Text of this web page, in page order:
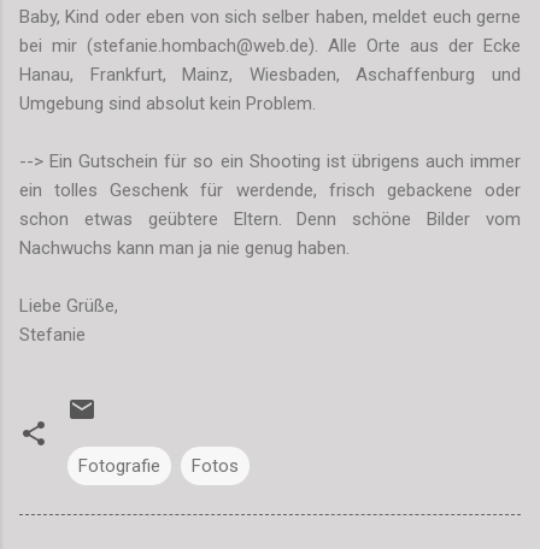
Baby, Kind oder eben von sich selber haben, meldet euch gerne
bei mir (stefanie.hombach@web.de). Alle Orte aus der Ecke
Hanau, Frankfurt, Mainz, Wiesbaden, Aschaffenburg und
Umgebung sind absolut kein Problem.
--> Ein Gutschein für so ein Shooting ist übrigens auch immer
ein tolles Geschenk für werdende, frisch gebackene oder
schon etwas geübtere Eltern. Denn schöne Bilder vom
Nachwuchs kann man ja nie genug haben.
Liebe Grüße,
Stefanie
Fotografie Fotos